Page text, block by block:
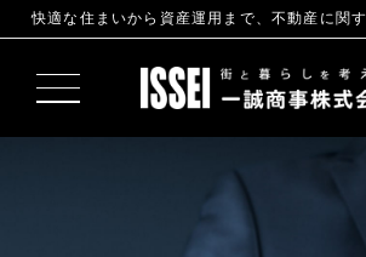
快適な住まいから資産運用まで、不動産に関